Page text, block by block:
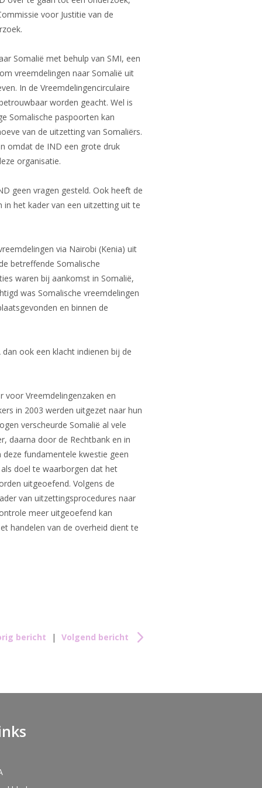
voor Justitie van de
Somalië met behulp van SMI, een
vreemdelingen naar Somalië uit
In de Vreemdelingencirculaire
worden geacht. Wel is
Somalische paspoorten kan
van de uitzetting van Somaliërs.
omdat de IND een grote druk
organisatie.
geen vragen gesteld. Ook heeft de
het kader van een uitzetting uit te
via Nairobi (Kenia) uit
betreffende Somalische
waren bij aankomst in Somalië,
was Somalische vreemdelingen
en binnen de
ook een klacht indienen bij de
voor Vreemdelingenzaken en
in 2003 werden uitgezet naar hun
verscheurde Somalië al vele
daarna door de Rechtbank en in
fundamentele kwestie geen
doel te waarborgen dat het
uitgeoefend. Volgens de
van uitzettingsprocedures naar
meer uitgeoefend kan
handelen van de overheid dient te
bericht | Volgend bericht